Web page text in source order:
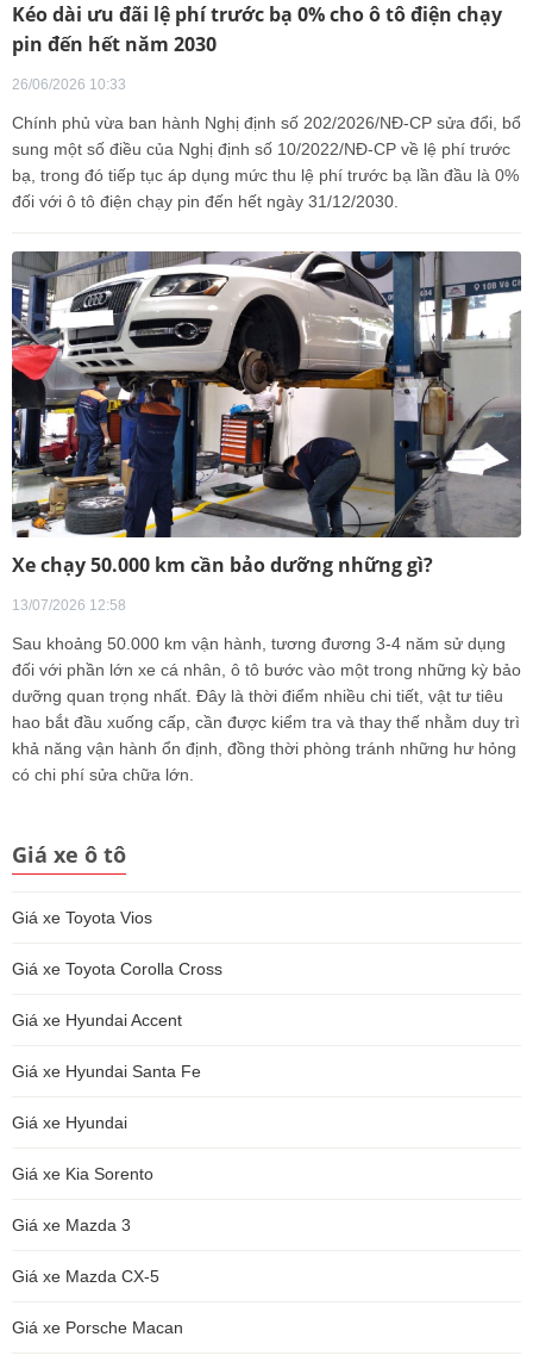
Kéo dài ưu đãi lệ phí trước bạ 0% cho ô tô điện chạy
pin đến hết năm 2030
26/06/2026 10:33
Chính phủ vừa ban hành Nghị định số 202/2026/NĐ-CP sửa đổi, bổ
sung một số điều của Nghị định số 10/2022/NĐ-CP về lệ phí trước
bạ, trong đó tiếp tục áp dụng mức thu lệ phí trước bạ lần đầu là 0%
đối với ô tô điện chạy pin đến hết ngày 31/12/2030.
Xe chạy 50.000 km cần bảo dưỡng những gì?
13/07/2026 12:58
Sau khoảng 50.000 km vận hành, tương đương 3-4 năm sử dụng
đối với phần lớn xe cá nhân, ô tô bước vào một trong những kỳ bảo
dưỡng quan trọng nhất. Đây là thời điểm nhiều chi tiết, vật tư tiêu
hao bắt đầu xuống cấp, cần được kiểm tra và thay thế nhằm duy trì
khả năng vận hành ổn định, đồng thời phòng tránh những hư hỏng
có chi phí sửa chữa lớn.
Giá xe ô tô
Giá xe Toyota Vios
Giá xe Toyota Corolla Cross
Giá xe Hyundai Accent
Giá xe Hyundai Santa Fe
Giá xe Hyundai
Giá xe Kia Sorento
Giá xe Mazda 3
Giá xe Mazda CX-5
Giá xe Porsche Macan